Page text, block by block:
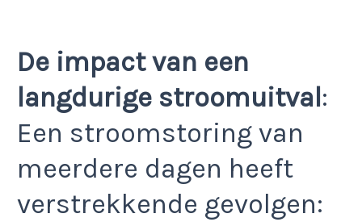
De impact van een
langdurige stroomuitval:
Een stroomstoring van
meerdere dagen heeft
verstrekkende gevolgen: